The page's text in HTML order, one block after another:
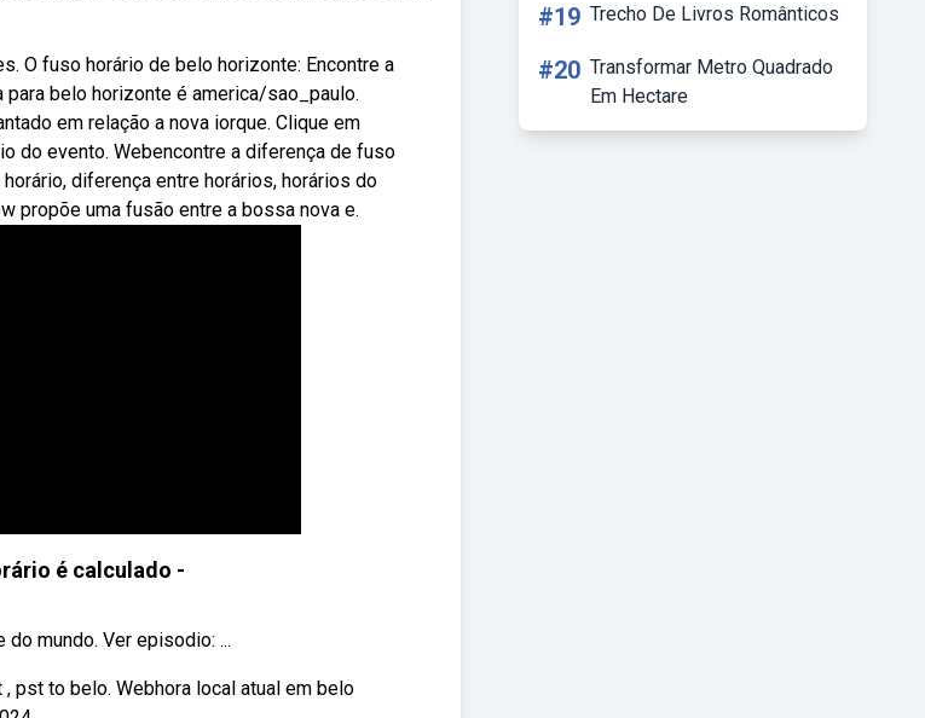
O fuso horário de belo horizonte: Encontre a
belo horizonte é america/sao_paulo.
em relação a nova iorque. Clique em
do evento. Webencontre a diferença de fuso
diferença entre horários, horários do
propõe uma fusão entre a bossa nova e.
é calculado -
mundo. Ver episodio: ...
pst to belo. Webhora local atual em belo
#19 Trecho De Livros Românticos
#20 Transformar Metro Quadrado
Em Hectare